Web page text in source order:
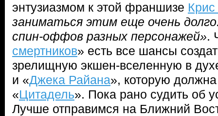
энтузиазмом к этой франшизе Крис
заниматься этим еще очень
спин-оффов разных персонажей».
смертников» есть все шансы
зрелищную экшен-вселенную в
и «Джека Райана», которую
«Цитадель». Пока рано судить об
Лучше отправимся на Ближний